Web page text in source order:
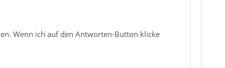
Wenn ich auf den Antworten-Button klicke